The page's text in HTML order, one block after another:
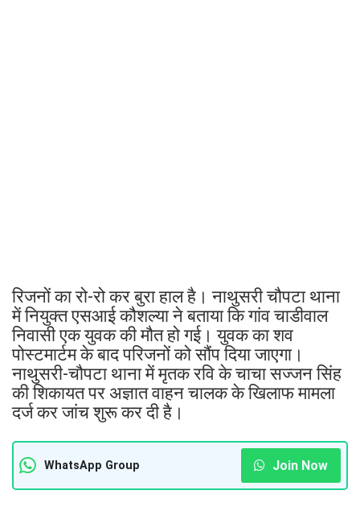
रिजनों का रो-रो कर बुरा हाल है। नाथुसरी चौपटा थाना
में नियुक्त एसआई कौशल्या ने बताया कि गांव चाडीवाल
निवासी एक युवक की मौत हो गई। युवक का शव
पोस्टमार्टम के बाद परिजनों को सौंप दिया जाएगा।
नाथुसरी-चौपटा थाना में मृतक रवि के चाचा सज्जन सिंह
की शिकायत पर अज्ञात वाहन चालक के खिलाफ मामला
दर्ज कर जांच शुरू कर दी है।
WhatsApp Group Join Now